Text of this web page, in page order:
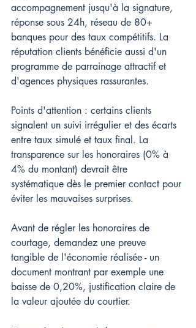
accompagnement jusqu'à la signature,
réponse sous 24h, réseau de 80+
banques pour des taux compétitifs. La
réputation clients bénéficie aussi d'un
programme de parrainage attractif et
d'agences physiques rassurantes.
Points d'attention : certains clients
signalent un suivi irrégulier et des écarts
entre taux simulé et taux final. La
transparence sur les honoraires (0% à
4% du montant) devrait être
systématique dès le premier contact pour
éviter les mauvaises surprises.
Avant de régler les honoraires de
courtage, demandez une preuve
tangible de l'économie réalisée - un
document montrant par exemple une
baisse de 0,20%, justification claire de
la valeur ajoutée du courtier.